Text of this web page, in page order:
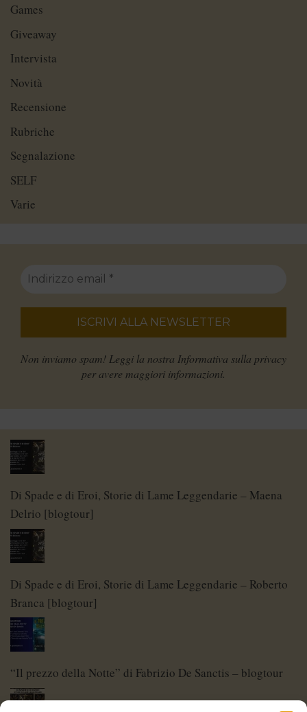
Games
Giveaway
Intervista
Novità
Recensione
Rubriche
Segnalazione
SELF
Varie
Non inviamo spam! Leggi la nostra Informativa sulla privacy
per avere maggiori informazioni.
Di Spade e di Eroi, Storie di Lame Leggendarie – Maena
Delrio [blogtour]
Di Spade e di Eroi, Storie di Lame Leggendarie – Roberto
Branca [blogtour]
“Il prezzo della Notte” di Fabrizio De Sanctis – blogtour